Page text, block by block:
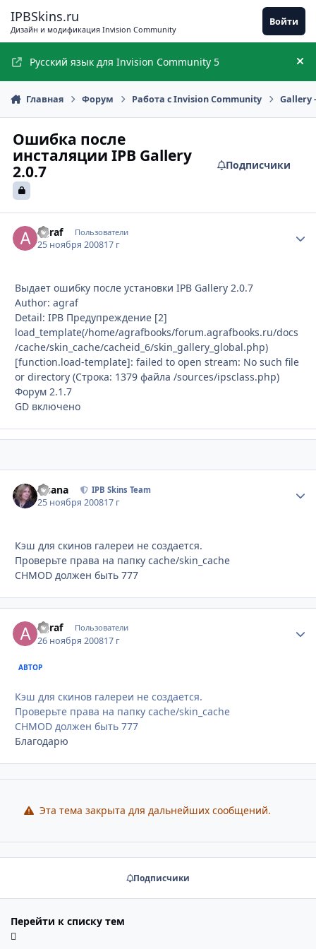
IPBSkins.ru
Дизайн и модификация Invision Community
Войти
Русский язык для Invision Community 5
Главная Форум Работа с Invision Community Gallery
Ошибка после
инсталяции IPB Gallery
2.0.7
Подписчики
agraf Пользователи
25 ноября 200817 г
Выдает ошибку после установки IPB Gallery 2.0.7
Author: agraf
Detail: IPB Предупреждение [2]
load_template(/home/agrafbooks/forum.agrafbooks.ru/docs
/cache/skin_cache/cacheid_6/skin_gallery_global.php)
[function.load-template]: failed to open stream: No such file
or directory (Строка: 1379 файла /sources/ipsclass.php)
Форум 2.1.7
GD включено
Fisana IPB Skins Team
25 ноября 200817 г
Кэш для скинов галереи не создается.
Проверьте права на папку cache/skin_cache
CHMOD должен быть 777
agraf Пользователи
26 ноября 200817 г
АВТОР
Кэш для скинов галереи не создается.
Проверьте права на папку cache/skin_cache
CHMOD должен быть 777
Благодарю
Эта тема закрыта для дальнейших сообщений.
Подписчики
Перейти к списку тем